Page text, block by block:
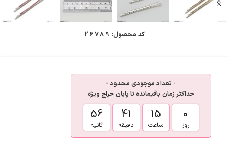
کد محصول: 26789
- تعداد موجودی محدود -
حداکثر زمان باقیمانده تا پایان حراج ویژه
0
روز
15
ساعت
41
دقیقه
55
ثانیه